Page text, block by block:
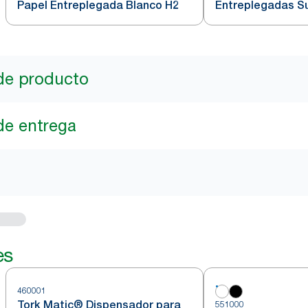
Papel Entreplegada Blanco H2
Entreplegadas
Comprimidas
producto
entrega
460001
Tork Matic® Dispensador para
551000